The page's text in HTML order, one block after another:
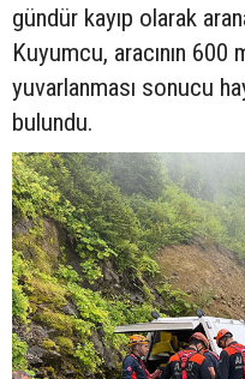
gündür kayıp olarak
Kuyumcu, aracının
yuvarlanması sonucu
bulundu.